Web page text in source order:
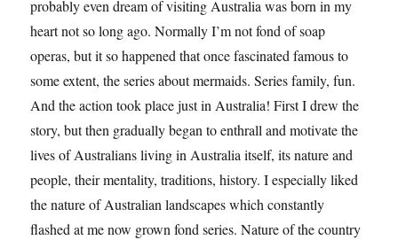
probably even dream of visiting Australia was born in my
heart not so long ago. Normally I’m not fond of soap
operas, but it so happened that once fascinated famous to
some extent, the series about mermaids. Series family, fun.
And the action took place just in Australia! First I drew the
story, but then gradually began to enthrall and motivate the
lives of Australians living in Australia itself, its nature and
people, their mentality, traditions, history. I especially liked
the nature of Australian landscapes which constantly
flashed at me now grown fond series. Nature of the country